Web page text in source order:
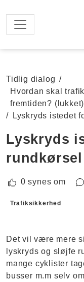
Tidlig dialog /
Hvordan skal
fremtiden? (lukket)
/
Lyskryds istedet
Lyskryds
rundkørsel
0 synes om
Forslagskategorier
Trafiksikkerhed
Det vil være mere
lyskryds og sløjfe
mange cyklister
busser m.m selv